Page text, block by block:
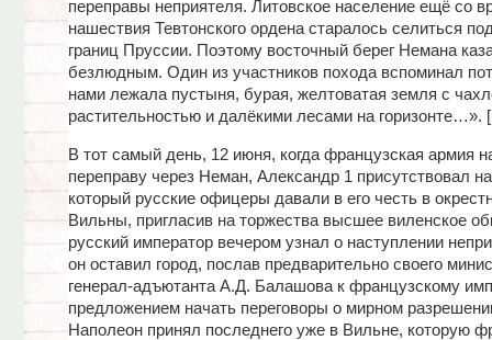
переправы неприятеля. Литовское население ещё со
нашествия Тевтонского ордена старалось селиться
границ Пруссии. Поэтому восточный берег Немана
безлюдным. Один из участников похода вспоминал
нами лежала пустыня, бурая, желтоватая земля с
растительностью и далёкими лесами на горизонте…».
В тот самый день, 12 июня, когда французская армия
переправу через Неман, Александр 1 присутствовал
который русские офицеры давали в его честь в
Вильны, пригласив на торжества высшее виленское
русский император вечером узнал о наступлении
он оставил город, послав предварительно своего
генерал-адъютанта А.Д. Балашова к французскому
предложением начать переговоры о мирном
Наполеон принял последнего уже в Вильне, которую